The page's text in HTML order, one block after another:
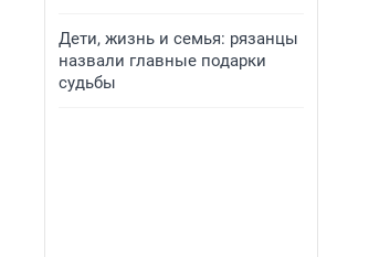
Дети, жизнь и семья: рязанцы
назвали главные подарки
судьбы